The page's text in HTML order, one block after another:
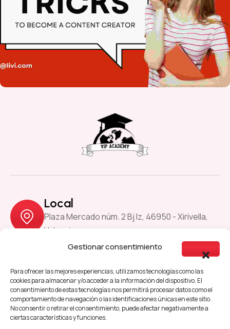
Gestionar consentimiento
Para ofrecer las mejores experiencias, utilizamos tecnologías como las
cookies para almacenar y/o acceder a la información del dispositivo. El
consentimiento de estas tecnologías nos permitirá procesar datos como el
comportamiento de navegación o las identificaciones únicas en este sitio.
No consentir o retirar el consentimiento, puede afectar negativamente a
ciertas características y funciones.
Local
Plaza Mercado núm. 2 Bj Iz, 46950 - Xirivella,
Valencia
Aviso Legal
Política de Cookies
Política de Privacidad